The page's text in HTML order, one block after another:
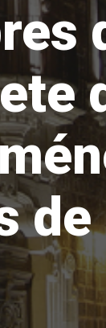
de